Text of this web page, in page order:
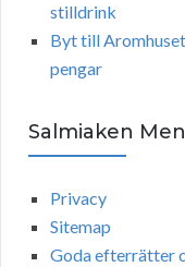
stilldrink
Byt till
pengar
Salmiaken
Privacy
Sitemap
Goda efterrätter